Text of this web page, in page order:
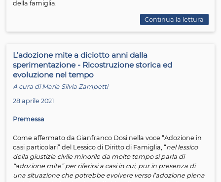
nell’ultimo anno, che appare
la ragionevolezza e l’applicabilità in concreto al
famiglia, sia per comodità pratica di lettura,
“digestione”; tale paragrafo potrà essere utilizzato
come una sorta di “codice”, senza che ne sia
preventiva lettura integrale.
Nei successivi paragrafi, sono poi ricostruite le modalità
emergenziale e ne viene verificata l’applicazione che
processo della famiglia; ed infine nell’ultimo paragrafo
tenta di verificare se alcune delle modalità introdotte
essere mantenute (con le eventuali modifiche e
anche quando l’emergenza sarà terminata, al fine di